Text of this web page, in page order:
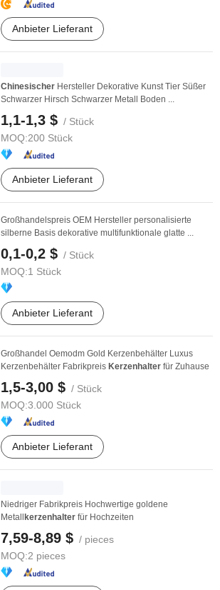
Anbieter Lieferant
Chinesischer Hersteller Dekorative Kunst Tier Süßer
Schwarzer Hirsch Schwarzer Metall Boden ...
1,1-1,3 $ / Stück
MOQ:200 Stück
Anbieter Lieferant
Großhandelspreis OEM Hersteller personalisierte
silberne Basis dekorative multifunktionale glatte ...
0,1-0,2 $ / Stück
MOQ:1 Stück
Anbieter Lieferant
Großhandel Oemodm Gold Kerzenbehälter Luxus
Kerzenbehälter Fabrikpreis Kerzenhalter für Zuhause
1,5-3,00 $ / Stück
MOQ:3.000 Stück
Anbieter Lieferant
Niedriger Fabrikpreis Hochwertige goldene
Metall kerzenhalter für Hochzeiten
7,59-8,89 $ / pieces
MOQ:2 pieces